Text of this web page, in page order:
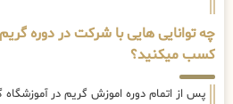
چه توانایی هایی با شرکت در دوره
کسب میکنید؟
پس از اتمام دوره اموزش گریم در